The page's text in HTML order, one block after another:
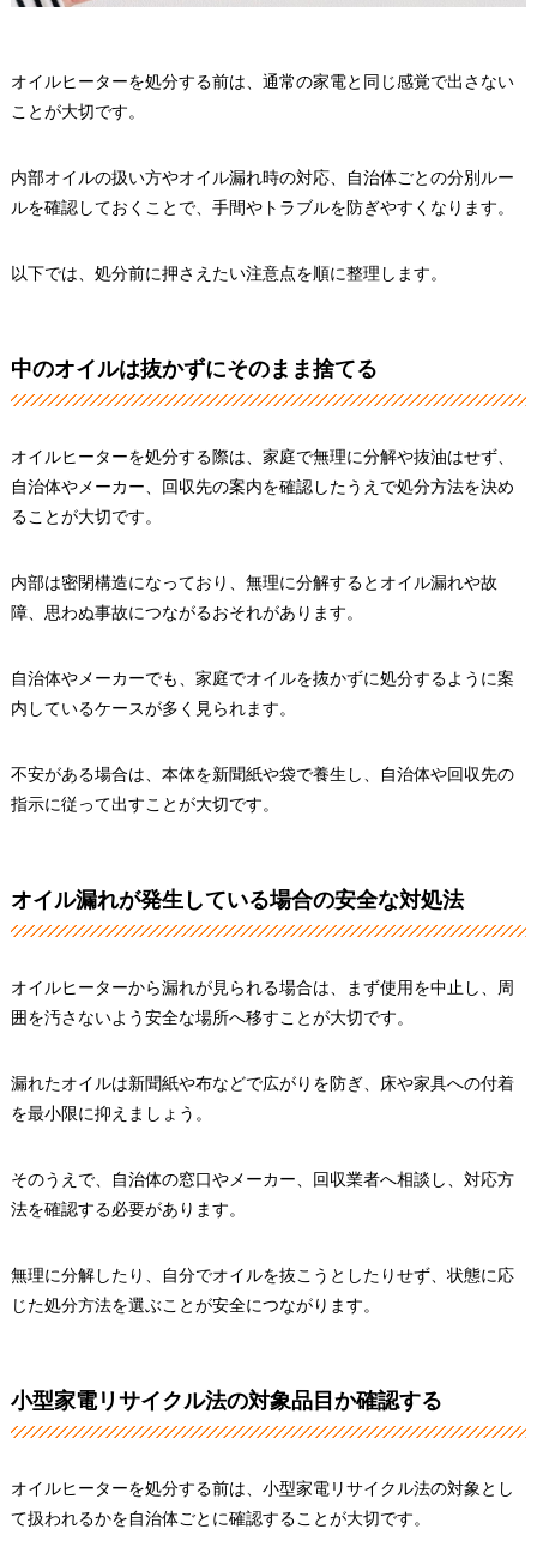
オイルヒーターを処分する前は、通常の家電と同じ感覚で出さない
ことが大切です。
内部オイルの扱い方やオイル漏れ時の対応、自治体ごとの分別ルー
ルを確認しておくことで、手間やトラブルを防ぎやすくなります。
以下では、処分前に押さえたい注意点を順に整理します。
中のオイルは抜かずにそのまま捨てる
オイルヒーターを処分する際は、家庭で無理に分解や抜油はせず、
自治体やメーカー、回収先の案内を確認したうえで処分方法を決め
ることが大切です。
内部は密閉構造になっており、無理に分解するとオイル漏れや故
障、思わぬ事故につながるおそれがあります。
自治体やメーカーでも、家庭でオイルを抜かずに処分するように案
内しているケースが多く見られます。
不安がある場合は、本体を新聞紙や袋で養生し、自治体や回収先の
指示に従って出すことが大切です。
オイル漏れが発生している場合の安全な対処法
オイルヒーターから漏れが見られる場合は、まず使用を中止し、周
囲を汚さないよう安全な場所へ移すことが大切です。
漏れたオイルは新聞紙や布などで広がりを防ぎ、床や家具への付着
を最小限に抑えましょう。
そのうえで、自治体の窓口やメーカー、回収業者へ相談し、対応方
法を確認する必要があります。
無理に分解したり、自分でオイルを抜こうとしたりせず、状態に応
じた処分方法を選ぶことが安全につながります。
小型家電リサイクル法の対象品目か確認する
オイルヒーターを処分する前は、小型家電リサイクル法の対象とし
て扱われるかを自治体ごとに確認することが大切です。